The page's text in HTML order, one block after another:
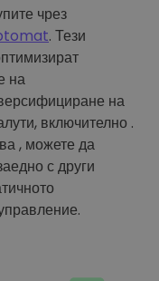
чрез
. Тези
на
на
включително .
, можете да
с други